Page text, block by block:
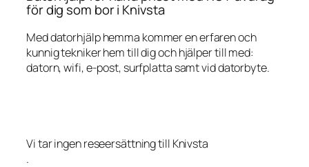
för dig som bor i Knivsta
Med datorhjälp hemma kommer en erfaren och
kunnig tekniker hem till dig och hjälper till med:
datorn, wifi, e-post, surfplatta samt vid datorbyte.
Vi tar ingen reseersättning till Knivsta
.